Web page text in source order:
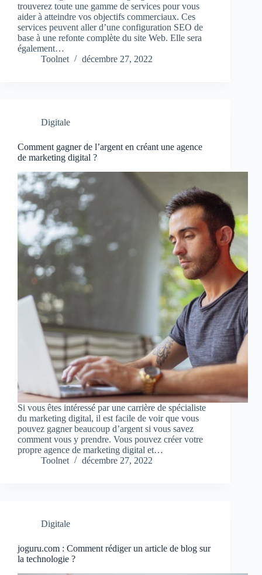
trouverez toute une gamme de services pour vous
aider à atteindre vos objectifs commerciaux. Ces
services peuvent aller d’une configuration SEO de
base à une refonte complète du site Web. Elle sera
également…
Toolnet
décembre 27, 2022
Digitale
Comment gagner de l’argent en créant une agence
de marketing digital ?
Si vous êtes intéressé par une carrière de spécialiste
du marketing digital, il est facile de voir que vous
pouvez gagner beaucoup d’argent si vous savez
comment vous y prendre. Vous pouvez créer votre
propre agence de marketing digital et…
Toolnet
décembre 27, 2022
Digitale
joguru.com : Comment rédiger un article de blog sur
la technologie ?